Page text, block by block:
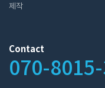
제작
Contact
070-